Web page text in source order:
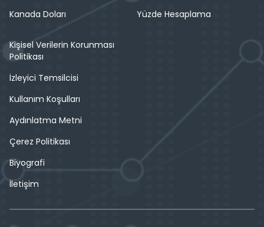
Kanada Doları
Yüzde Hesaplama
Kişisel Verilerin Korunması
Politikası
İzleyici Temsilcisi
Kullanım Koşulları
Aydınlatma Metni
Çerez Politikası
Biyografi
İletişim